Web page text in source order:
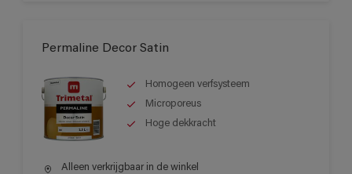
Permaline Decor Satin
Homogeen verfsysteem
Microporeus
Hoge dekkracht
Alleen verkrijgbaar in de winkel